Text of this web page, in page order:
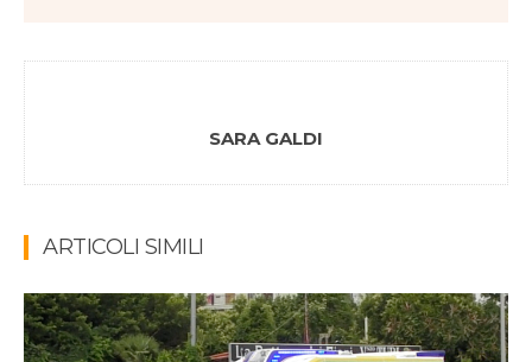
SARA GALDI
ARTICOLI SIMILI